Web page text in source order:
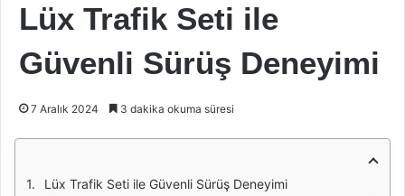
Lüx Trafik Seti ile
Güvenli Sürüş Deneyimi
7 Aralık 2024 3 dakika okuma süresi
Lüx Trafik Seti ile Güvenli Sürüş Deneyimi